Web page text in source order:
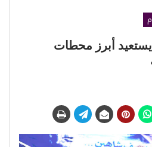
يستعيد أبرز محطات